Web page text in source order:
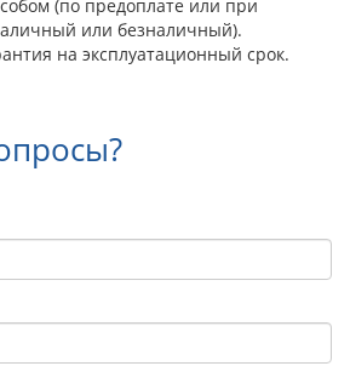
(по предоплате или при
или безналичный).
на эксплуатационный срок.